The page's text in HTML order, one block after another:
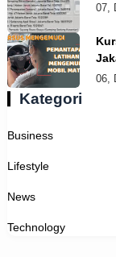
07,
06,
Kategori
Business
Lifestyle
News
Technology